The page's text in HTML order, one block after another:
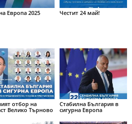
Европа 2025 Честит 24 май!
отбор на
Велико Търново
Стабилна България в
сигурна Европа